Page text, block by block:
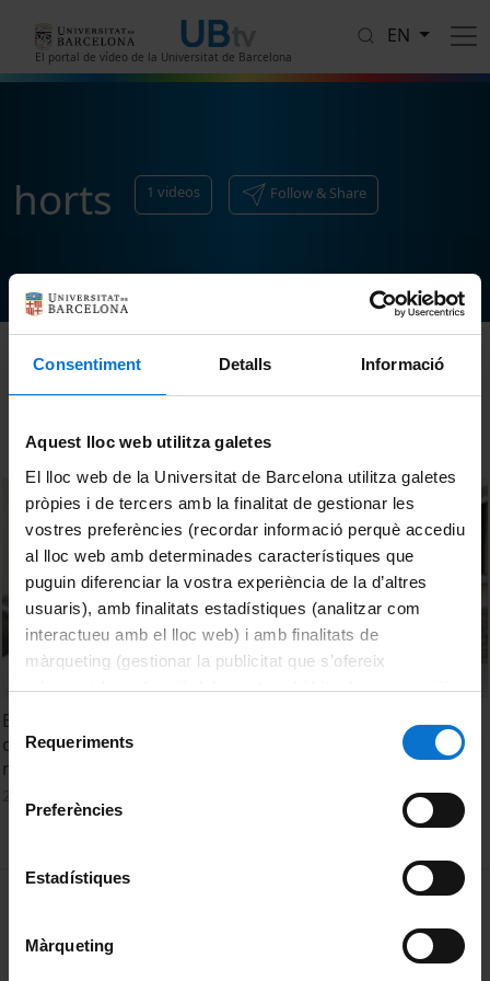
Consentiment Detalls Informació
Aquest lloc web utilitza galetes
El lloc web de la Universitat de Barcelona utilitza galetes
pròpies i de tercers amb la finalitat de gestionar les
vostres preferències (recordar informació perquè accediu
al lloc web amb determinades característiques que
puguin diferenciar la vostra experiència de la d’altres
usuaris), amb finalitats estadístiques (analitzar com
interactueu amb el lloc web) i amb finalitats de
màrqueting (gestionar la publicitat que s’ofereix
adequant-la en funció dels vostres hàbits de navegació).
consultar laPolítica de galetes del lloc web de la
Selecció
de
consentiment
Requeriments
Preferències
Estadístiques
Màrqueting
El portal de vídeo de la Universitat de Barcelona
EN
horts 1 videos Follow & Share
Botànica compartida i creació col·laborativa a les Hortes
de Baix de Caldes de Montbui. L’hort: identitat, diversitat i
memòria del patrimoni cultural
MENÚ PEU 1